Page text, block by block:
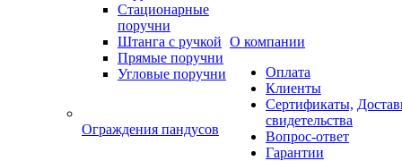
Стационарные
поручни
Штанга с ручкой
Прямые поручни
Угловые поручни
Ограждения пандусов
О компании
Оплата
Клиенты
Сертификаты,
свидетельства
Вопрос-ответ
Гарантии